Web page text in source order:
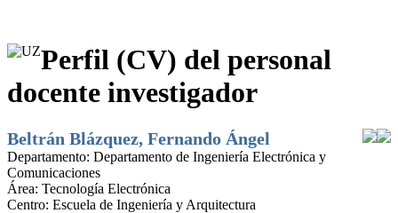
Perfil (CV) del personal
docente investigador
Beltrán Blázquez, Fernando Ángel
Departamento: Departamento de Ingeniería Electrónica y
Comunicaciones
Área: Tecnología Electrónica
Centro: Escuela de Ingeniería y Arquitectura